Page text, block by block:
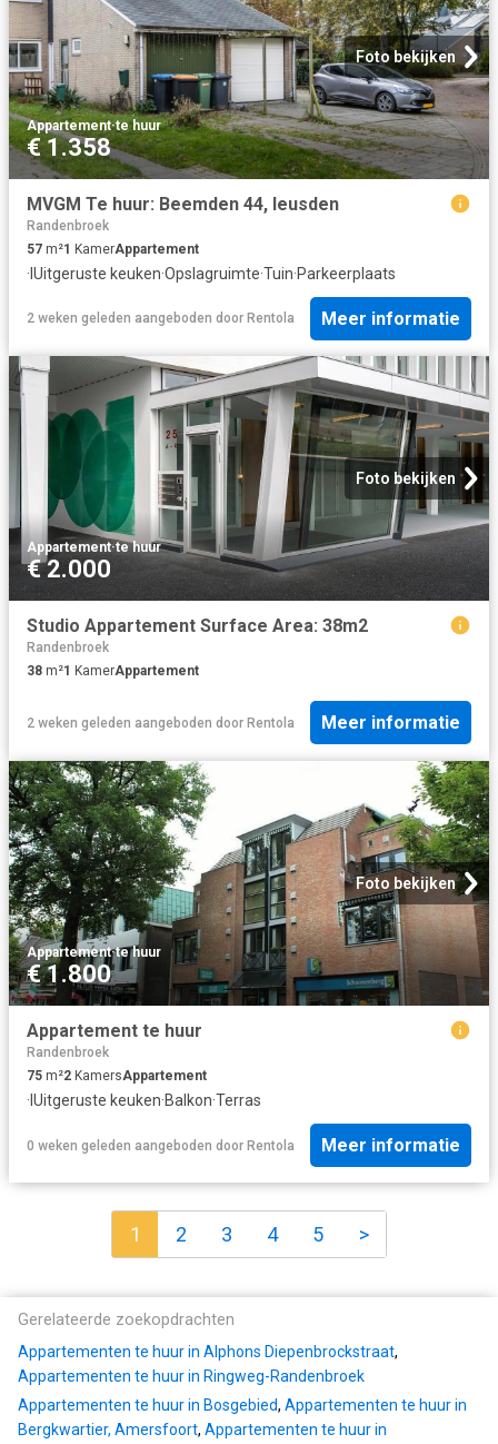
Foto bekijken
Appartement·te huur
€ 1.358
MVGM Te huur: Beemden 44, leusden
Randenbroek
57 m²1 KamerAppartement
·IUitgeruste keuken·Opslagruimte·Tuin·Parkeerplaats
2 weken geleden aangeboden door Rentola Meer informatie
Foto bekijken
Appartement·te huur
€ 2.000
Studio Appartement Surface Area: 38m2
Randenbroek
38 m²1 KamerAppartement
2 weken geleden aangeboden door Rentola Meer informatie
Foto bekijken
Appartement·te huur
€ 1.800
Appartement te huur
Randenbroek
75 m²2 KamersAppartement
· IUitgeruste keuken·Balkon·Terras
0 weken geleden aangeboden door Rentola Meer informatie
1 2 3 4 5 >
Gerelateerde zoekopdrachten
Appartementen te huur in Alphons Diepenbrockstraat,
Appartementen te huur in Ringweg-Randenbroek
Appartementen te huur in Bosgebied, Appartementen te huur in
Bergkwartier, Amersfoort, Appartementen te huur in